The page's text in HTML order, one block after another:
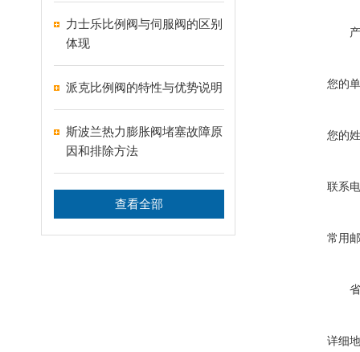
力士乐比例阀与伺服阀的区别
体现
派克比例阀的特性与优势说明
斯波兰热力膨胀阀堵塞故障原
因和排除方法
查看全部
您的
您的
联系
常用
详细